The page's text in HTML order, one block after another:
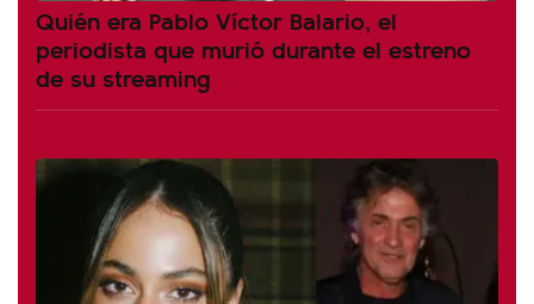
Quién era Pablo Víctor Balario, el
periodista que murió durante el estreno
de su streaming